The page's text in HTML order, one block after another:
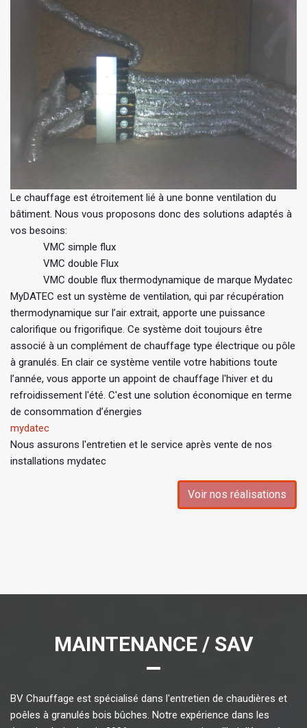
Le chauffage est étroitement lié à une bonne ventilation du
bâtiment. Nous vous proposons donc des solutions adaptés à
vos besoins:
VMC simple flux
VMC double Flux
VMC double flux thermodynamique de marque Mydatec
MyDATEC est un système de ventilation, qui par récupération
thermodynamique sur l’air extrait, apporte une puissance
calorifique ou frigorifique. Ce système doit toujours être
associé à un complément de chauffage type électrique ou pôle
à granulés. En clair ce système ventile votre habitions toute
l’année, vous apporte un appoint de chauffage l'hiver et du
refroidissement l'été. C'est une solution économique en terme
de consommation d’énergies
mydatec
Nous assurons l'entretien et le service après vente de nos
installations mydatec
Voir nos réalisations
MAINTENANCE / SAV
BV Chauffage est spécialisé dans l'entretien de chaudières et
poêles à granulés bois bûches. Notre expérience dans les